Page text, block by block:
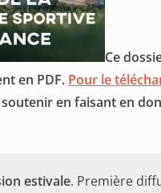
Ce
en PDF. Pour le
en faisant en
estivale. Première